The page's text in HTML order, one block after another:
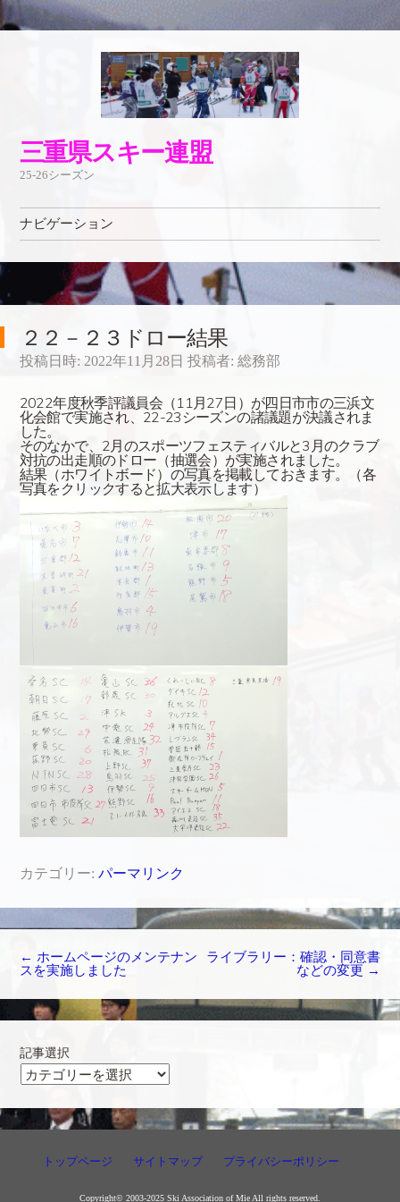
三重県スキー連盟
25-26シーズン
ナビゲーション
２２－２３ドロー結果
投稿日時: 2022年11月28日 投稿者: 総務部
2022年度秋季評議員会（11月27日）が四日市市の三浜文
化会館で実施され、22-23シーズンの諸議題が決議されま
した。
そのなかで、2月のスポーツフェスティバルと3月のクラブ
対抗の出走順のドロー（抽選会）が実施されました。
結果（ホワイトボード）の写真を掲載しておきます。（各
写真をクリックすると拡大表示します）
カテゴリー: パーマリンク
← ホームページのメンテナン
スを実施しました
ライブラリー：確認・同意書
などの変更 →
記事選択
記
選
トップページ
サイトマップ プライバシーポリシー
Copyright© 2003-2025 Ski Association of Mie All rights reserved.